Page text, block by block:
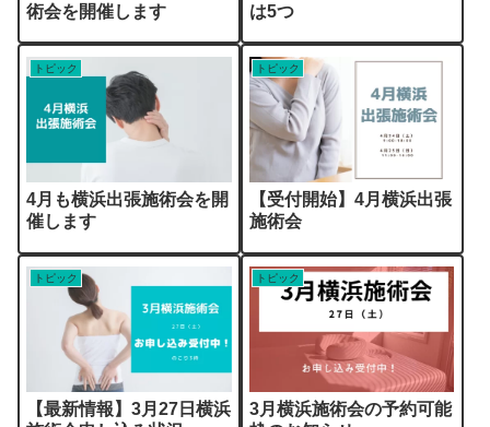
術会を開催します
は5つ
トピック
4月も横浜出張施術会を開
催します
トピック
【受付開始】4月横浜出張
施術会
トピック
【最新情報】3月27日横浜
トピック
3月横浜施術会の予約可能